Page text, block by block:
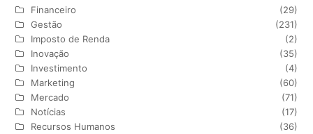
Financeiro
(29)
Gestão
(231)
Imposto de Renda
(2)
Inovação
(35)
Investimento
(4)
Marketing
(60)
Mercado
(71)
Notícias
(17)
Recursos Humanos
(36)